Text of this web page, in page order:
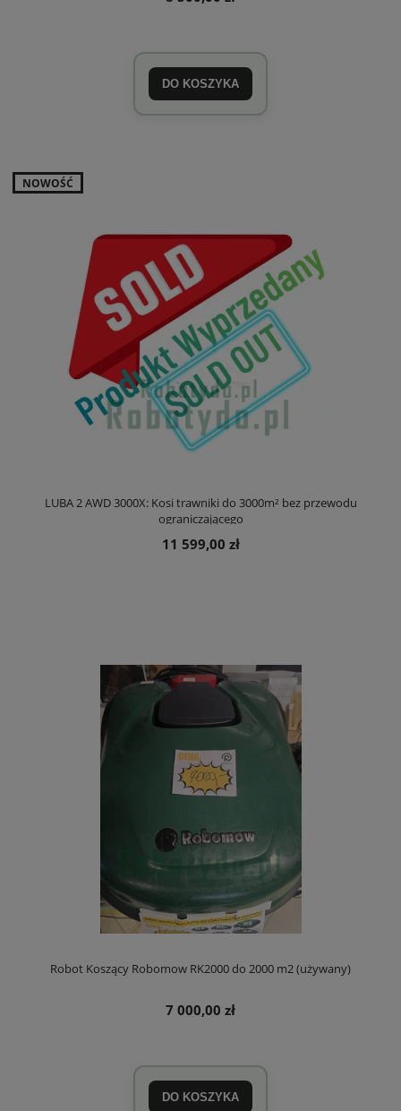
DO KOSZYKA
LUBA 2 AWD 3000X: Kosi trawniki do 3000m² bez przewodu
ograniczającego
11 599,00 zł
NOWOŚĆ
Robot Koszący Robomow RK2000 do 2000 m2 (używany)
7 000,00 zł
DO KOSZYKA